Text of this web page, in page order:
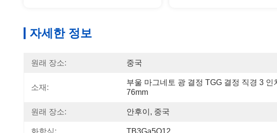
자세한 정보
원래 장소: 중국
소재:
부울 마그네토 광 결정 TGG 결정 직경 3 인
76mm
원래 장소: 안후이, 중국
화학식: TB3Ga5O12